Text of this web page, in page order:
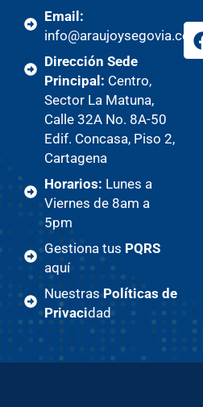
Email:
info@araujoysegovia.com
Dirección Sede
Principal: Centro,
Sector La Matuna,
Calle 32A No. 8A-50
Edif. Concasa, Piso 2,
Cartagena
Horarios: Lunes a
Viernes de 8am a
5pm
Gestiona tus PQRS
aquí
NuestrasPolíticas de
Privacidad